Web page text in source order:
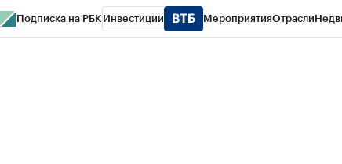
Подписка на РБК Инвестиции МероприятияОтрасли